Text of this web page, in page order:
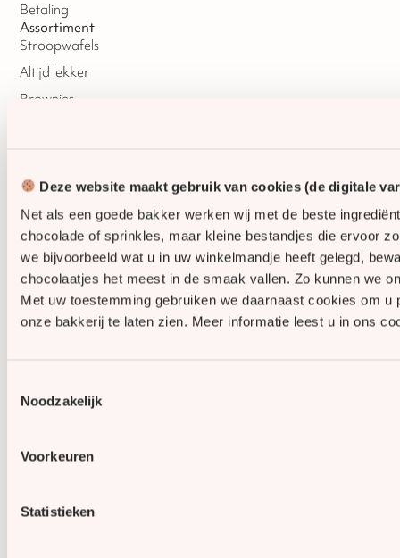
Deze website maakt gebruik van cookies (de digitale
Net als een goede bakker werken wij met de beste
chocolade of sprinkles, maar kleine bestandjes die ervoor
we bijvoorbeeld wat u in uw winkelmandje heeft gelegd,
chocolaatjes het meest in de smaak vallen. Zo kunnen we
Met uw toestemming gebruiken we daarnaast cookies om
onze bakkerij te laten zien. Meer informatie leest u in ons
Noodzakelijk
Voorkeuren
Statistieken
Betaling
Assortiment
Stroopwafels
Altijd lekker
Brownies
Kerst
Oud & Nieuw
Pasen
Privacybeleid Algemene voorwaarden Cookies